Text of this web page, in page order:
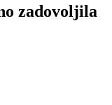
zadovoljila